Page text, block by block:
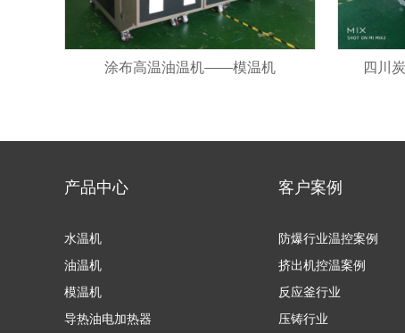
涂布高温油温机——模温机 四川
产品中心
水温机
油温机
模温机
导热油电加热器
客户案例
防爆行业温控案例
挤出机控温案例
反应釜行业
压铸行业